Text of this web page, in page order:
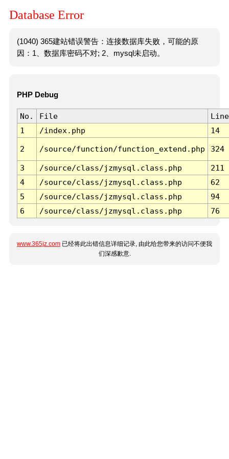
Database Error
(1040) 365建站错误警告：连接数据库失败，可能的原
因：1、数据库密码不对; 2、mysql未启动。
PHP Debug
No. File
Line
1
/index.php 14
2 /source/function/function_extend.php 324
3 /source/class/jzmysql.class.php
211
4
/source/class/jzmysql.class.php
62
5
/source/class/jzmysql.class.php
94
6
/source/class/jzmysql.class.php 76
www.365jz.com 已经将此出错信息详细记录, 由此给您带来的访问不便我
们深感歉意.